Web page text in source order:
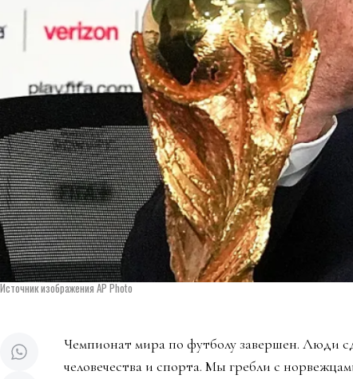
Источник изображения AP Photo
Чемпионат мира по футболу завершен. Люди
человечества и спорта. Мы гребли с